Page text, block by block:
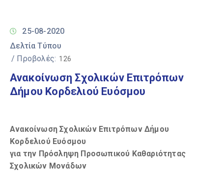
25-08-2020
Δελτία Τύπου
/ Προβολές: 126
Ανακοίνωση Σχολικών Επιτρόπων
Δήμου Κορδελιού Eυόσμου
Ανακοίνωση Σχολικών Επιτρόπων Δήμου
Κορδελιού Eυόσμου
για την Πρόσληψη Προσωπικού Καθαριότητας
Σχολικών Μονάδων